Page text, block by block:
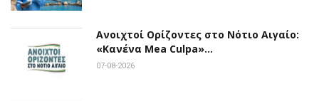
Ανοιχτοί Ορίζοντες στο Νότιο Αιγαίο:
«Κανένα Mea Culpa»…
07-08-2026